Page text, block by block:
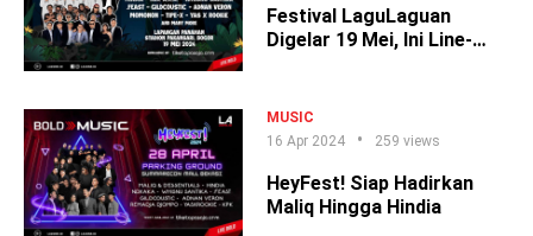
Festival LaguLaguan
Digelar 19 Mei, Ini Line-
MUSIC
16 Apr 2024
259 views
HeyFest! Siap Hadirkan
Maliq Hingga Hindia